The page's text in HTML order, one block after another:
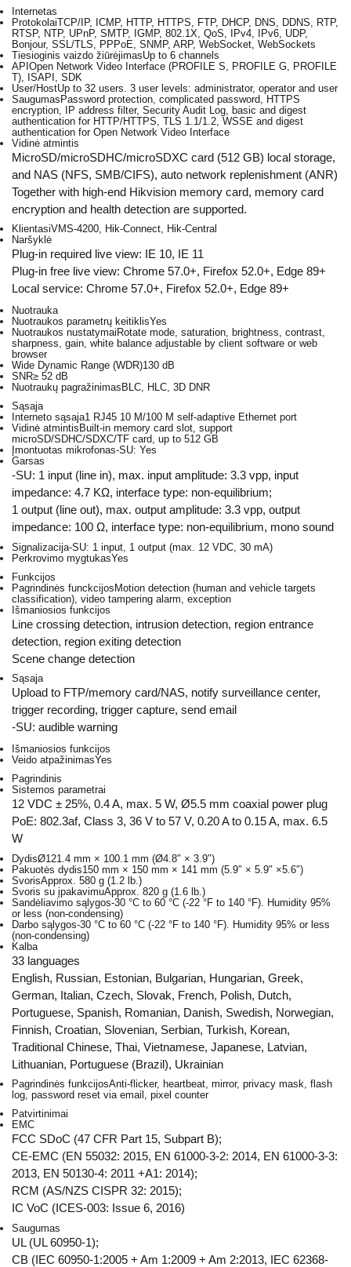
Internetas
ProtokolaiTCP/IP, ICMP, HTTP, HTTPS, FTP, DHCP, DNS, DDNS, RTP,
RTSP, NTP, UPnP, SMTP, IGMP, 802.1X, QoS, IPv4, IPv6, UDP,
Bonjour, SSL/TLS, PPPoE, SNMP, ARP, WebSocket, WebSockets
Tiesioginis vaizdo žiūrėjimasUp to 6 channels
APIOpen Network Video Interface (PROFILE S, PROFILE G, PROFILE
T), ISAPI, SDK
User/HostUp to 32 users. 3 user levels: administrator, operator and user
SaugumasPassword protection, complicated password, HTTPS
encryption, IP address filter, Security Audit Log, basic and digest
authentication for HTTP/HTTPS, TLS 1.1/1.2, WSSE and digest
authentication for Open Network Video Interface
Vidinė atmintis
MicroSD/microSDHC/microSDXC card (512 GB) local storage,
and NAS (NFS, SMB/CIFS), auto network replenishment (ANR)
Together with high-end Hikvision memory card, memory card
encryption and health detection are supported.
KlientasiVMS-4200, Hik-Connect, Hik-Central
Naršyklė
Plug-in required live view: IE 10, IE 11
Plug-in free live view: Chrome 57.0+, Firefox 52.0+, Edge 89+
Local service: Chrome 57.0+, Firefox 52.0+, Edge 89+
Nuotrauka
Nuotraukos parametrų keitiklisYes
Nuotraukos nustatymai Rotate mode, saturation, brightness, contrast,
sharpness, gain, white balance adjustable by client software or web
browser
Wide Dynamic Range (WDR)130 dB
SNR≥ 52 dB
Nuotraukų pagražinimas BLC, HLC, 3D DNR
Sąsaja
Interneto sąsaja1 RJ45 10 M/100 M self-adaptive Ethernet port
Vidinė atmintis Built-in memory card slot, support
microSD/SDHC/SDXC/TF card, up to 512 GB
Įmontuotas mikrofonas-SU: Yes
Garsas
-SU: 1 input (line in), max. input amplitude: 3.3 vpp, input
impedance: 4.7 KΩ, interface type: non-equilibrium;
1 output (line out), max. output amplitude: 3.3 vpp, output
impedance: 100 Ω, interface type: non-equilibrium, mono sound
Signalizacija-SU: 1 input, 1 output (max. 12 VDC, 30 mA)
Perkrovimo mygtukasYes
Funkcijos
Pagrindinės funckcijosMotion detection (human and vehicle targets
classification), video tampering alarm, exception
Išmaniosios funkcijos
Line crossing detection, intrusion detection, region entrance
detection, region exiting detection
Scene change detection
Sąsaja
Upload to FTP/memory card/NAS, notify surveillance center,
trigger recording, trigger capture, send email
-SU: audible warning
Išmaniosios funkcijos
Veido atpažinimasYes
Pagrindinis
Sistemos parametrai
12 VDC ± 25%, 0.4 A, max. 5 W, Ø5.5 mm coaxial power plug
PoE: 802.3af, Class 3, 36 V to 57 V, 0.20 A to 0.15 A, max. 6.5
W
DydisØ121.4 mm × 100.1 mm (Ø4.8″ × 3.9″)
Pakuotės dydis150 mm × 150 mm × 141 mm (5.9″ × 5.9″ ×5.6″)
SvorisApprox. 580 g (1.2 lb.)
Svoris su įpakavimuApprox. 820 g (1.6 lb.)
Sandėliavimo sąlygos-30 °C to 60 °C (-22 °F to 140 °F). Humidity 95%
or less (non-condensing)
Darbo sąlygos-30 °C to 60 °C (-22 °F to 140 °F). Humidity 95% or less
(non-condensing)
Kalba
33 languages
English, Russian, Estonian, Bulgarian, Hungarian, Greek,
German, Italian, Czech, Slovak, French, Polish, Dutch,
Portuguese, Spanish, Romanian, Danish, Swedish, Norwegian,
Finnish, Croatian, Slovenian, Serbian, Turkish, Korean,
Traditional Chinese, Thai, Vietnamese, Japanese, Latvian,
Lithuanian, Portuguese (Brazil), Ukrainian
Pagrindinės funkcijosAnti-flicker, heartbeat, mirror, privacy mask, flash
log, password reset via email, pixel counter
Patvirtinimai
EMC
FCC SDoC (47 CFR Part 15, Subpart B);
CE-EMC (EN 55032: 2015, EN 61000-3-2: 2014, EN 61000-3-3:
2013, EN 50130-4: 2011 +A1: 2014);
RCM (AS/NZS CISPR 32: 2015);
IC VoC (ICES-003: Issue 6, 2016)
Saugumas
UL (UL 60950-1);
CB (IEC 60950-1:2005 + Am 1:2009 + Am 2:2013, IEC 62368-